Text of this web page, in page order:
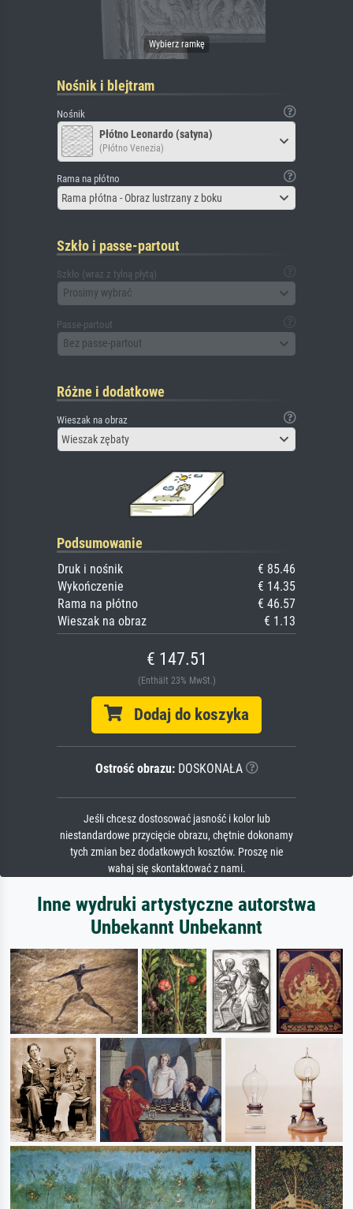
Nośnik i blejtram
Nośnik
Płótno Leonardo (satyna)
(Płótno Venezia)
Rama na płótno
Rama płótna - Obraz lustrzany z boku
Szkło i passe-partout
Szkło (wraz z tylną płytą)
Prosimy wybrać
Passe-partout
Bez passe-partout
Różne i dodatkowe
Wieszak na obraz
Wieszak zębaty
Podsumowanie
Druk i nośnik
€ 85.46
Wykończenie
€ 14.35
Rama na płótno
€ 46.57
Wieszak na obraz
€ 1.13
€ 147.51
(Enthält 23% MwSt.)
Dodaj do koszyka
Ostrość obrazu:DOSKONAŁA
Jeśli chcesz dostosować jasność i kolor lub
niestandardowe przycięcie obrazu, chętnie dokonamy
tych zmian bez dodatkowych kosztów. Proszę nie
wahaj się skontaktować z nami.
Inne wydruki artystyczne autorstwa
Unbekannt Unbekannt